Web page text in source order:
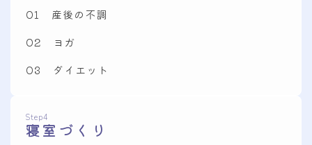
01 産後の不調
02 ヨガ
03 ダイエット
Step4
寝室づくり